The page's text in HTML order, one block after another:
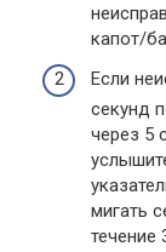
капот/
Если
секунд
через 5
мигать
течение